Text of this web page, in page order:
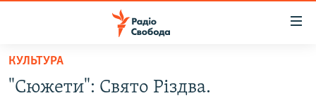
Перейти
основного
РАДІО СВОБОДА – 70 РОКІВ
КУЛЬТУРА
"Сюжети": Свято Різдва.